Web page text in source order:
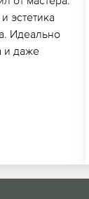
эстетика
Идеально
и даже